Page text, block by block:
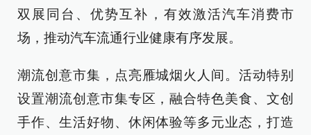
双展同台、优势互补，有效激活汽车消费市
场，推动汽车流通行业健康有序发展。
潮流创意市集，点亮雁城烟火人间。活动特别
设置潮流创意市集专区，融合特色美食、文创
手作、生活好物、休闲体验等多元业态，打造